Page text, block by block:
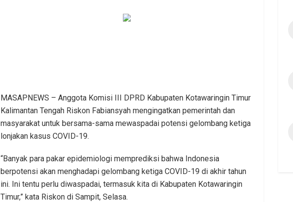
MASAPNEWS – Anggota Komisi III DPRD Kabupaten Kotawaringin Timur
Kalimantan Tengah Riskon Fabiansyah mengingatkan pemerintah dan
masyarakat untuk bersama-sama mewaspadai potensi gelombang ketiga
lonjakan kasus COVID-19.
“Banyak para pakar epidemiologi memprediksi bahwa Indonesia
berpotensi akan menghadapi gelombang ketiga COVID-19 di akhir tahun
ini. Ini tentu perlu diwaspadai, termasuk kita di Kabupaten Kotawaringin
Timur,” kata Riskon di Sampit, Selasa.